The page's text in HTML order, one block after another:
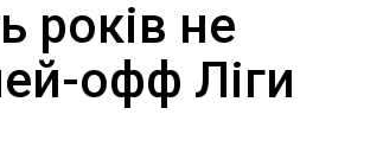
років не
офф Ліги